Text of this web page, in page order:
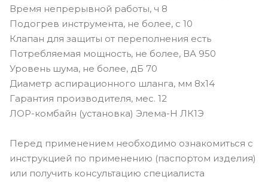
Время непрерывной работы, ч 8
Подогрев инструмента, не более, с 10
Клапан для защиты от переполнения есть
Потребляемая мощность, не более, ВА 950
Уровень шума, не более, дБ 70
Диаметр аспирационного шланга, мм 8x14
Гарантия производителя, мес. 12
ЛОР-комбайн (установка) Элема-Н ЛК1Э
Перед применением необходимо ознакомиться с
инструкцией по применению (паспортом изделия)
или получить консультацию специалиста